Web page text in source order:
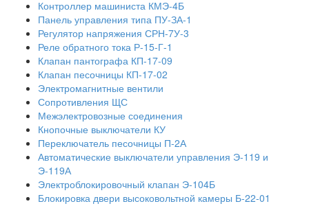
Контроллер машиниста КМЭ-4Б
Панель управления типа ПУ-ЗА-1
Регулятор напряжения СРН-7У-3
Реле обратного тока Р-15-Г-1
Клапан пантографа КП-17-09
Клапан песочницы КП-17-02
Электромагнитные вентили
Сопротивления ЩС
Межэлектровозные соединения
Кнопочные выключатели КУ
Переключатель песочницы П-2А
Автоматические выключатели управления Э-119 и
Э-119А
Электроблокировочный клапан Э-104Б
Блокировка двери высоковольтной камеры Б-22-01